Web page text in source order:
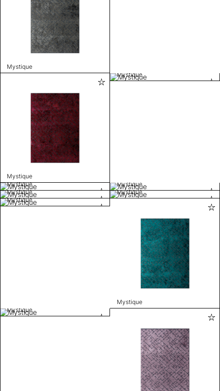
Mystique
Mystique
Mystique
Mystique
Mystique
Mystique
Mystique
Mystique
Mystique
Mystique